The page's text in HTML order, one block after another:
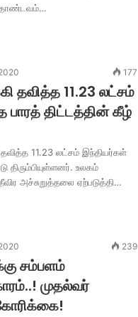
177
தவித்த 11.23 லட்சம்
திட்டத்தின் கீழ்
தவித்த 11.23 லட்சம் இந்தியர்கள்
திரும்பியுள்ளனர். உலகம்
அச்சுறுத்தலை ஏற்படுத்தி…
239
சம்பளம்
முதல்வர்